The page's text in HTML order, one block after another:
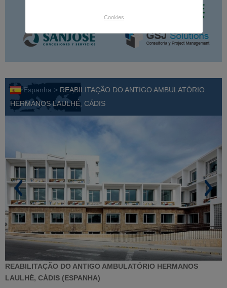
Cookies
Espanha > REABILITAÇÃO DO ANTIGO AMBULATÓRIO
HERMANOS LAULHÉ, CÁDIS
REABILITAÇÃO DO ANTIGO AMBULATÓRIO HERMANOS
LAULHÉ, CÁDIS (ESPANHA)